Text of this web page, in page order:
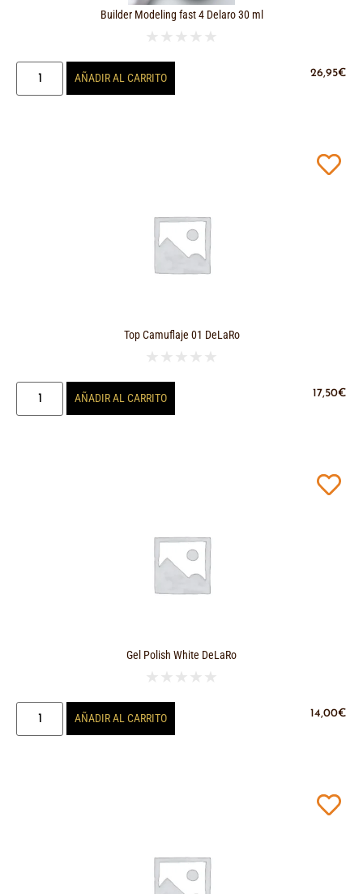
Builder Modeling fast 4 Delaro 30 ml
★ ★ ★ ★ ★
26,95€
AÑADIR AL CARRITO
Top Camuflaje 01 DeLaRo
★ ★ ★ ★ ★
17,50€
AÑADIR AL CARRITO
Gel Polish White DeLaRo
★ ★ ★ ★ ★
14,00€
AÑADIR AL CARRITO